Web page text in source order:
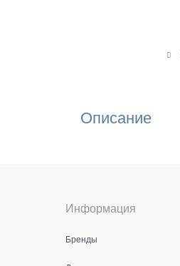
Описание
Информация
Бренды